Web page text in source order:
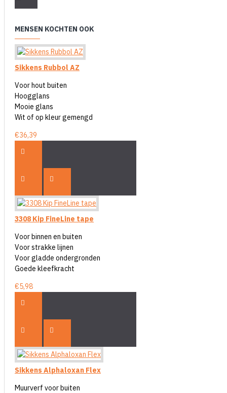
MENSEN KOCHTEN OOK
Sikkens Rubbol AZ
Voor hout buiten
Hoogglans
Mooie glans
Wit of op kleur gemengd
€36,39
3308 Kip FineLine tape
Voor binnen en buiten
Voor strakke lijnen
Voor gladde ondergronden
Goede kleefkracht
€5,98
Sikkens Alphaloxan Flex
Muurverf voor buiten